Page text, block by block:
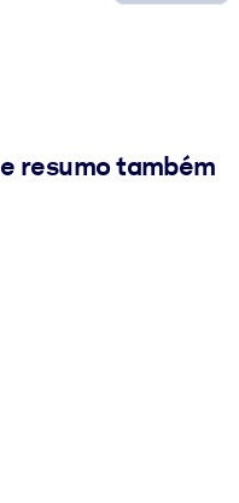
resumo também